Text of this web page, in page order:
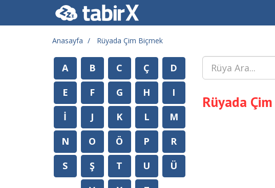
Anasayfa Rüyada Çim Biçmek
Rüyada
A B C Ç
D
E
F G H
I
İ
J K L
M
N
O Ö P
R
S
Ş T U
Ü